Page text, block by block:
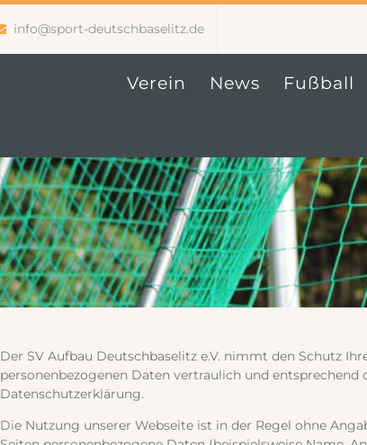
info@sport-deutschbaselitz.de
Verein News Fußball
Der SV Aufbau Deutschbaselitz e.V. nimmt den Schutz
personenbezogenen Daten vertraulich und
Datenschutzerklärung.
Die Nutzung unserer Webseite ist in der Regel ohne